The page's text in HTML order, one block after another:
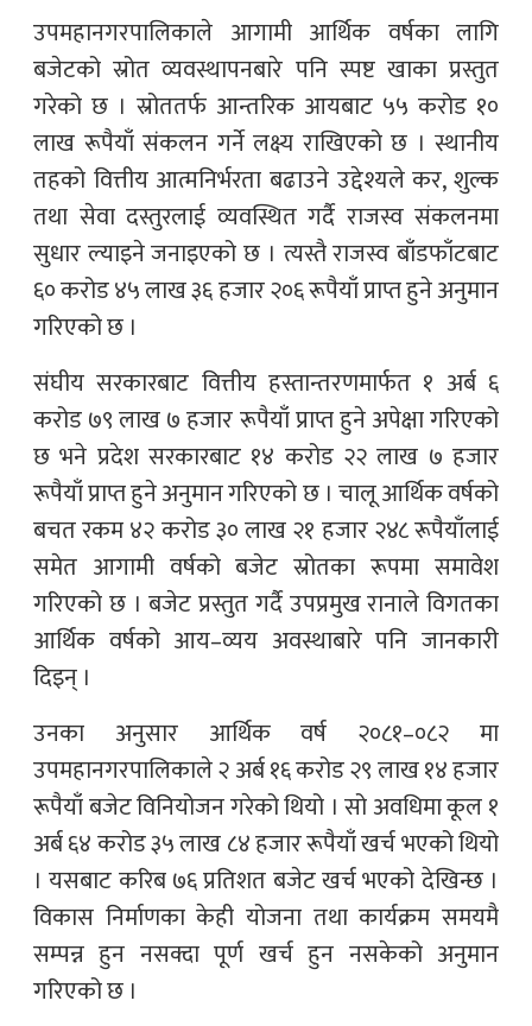
उपमहानगरपालिकाले आगामी आर्थिक वर्षका लागि
बजेटको स्रोत व्यवस्थापनबारे पनि स्पष्ट खाका प्रस्तुत
गरेको छ । स्रोततर्फ आन्तरिक आयबाट ५५ करोड १०
लाख रूपैयाँ संकलन गर्ने लक्ष्य राखिएको छ । स्थानीय
तहको वित्तीय आत्मनिर्भरता बढाउने उद्देश्यले कर, शुल्क
तथा सेवा दस्तुरलाई व्यवस्थित गर्दै राजस्व संकलनमा
सुधार ल्याइने जनाइएको छ । त्यस्तै राजस्व बाँडफाँटबाट
६० करोड ४५ लाख ३६ हजार २०६ रूपैयाँ प्राप्त हुने अनुमान
गरिएको छ ।
संघीय सरकारबाट वित्तीय हस्तान्तरणमार्फत १ अर्ब ६
करोड ७९ लाख ७ हजार रूपैयाँ प्राप्त हुने अपेक्षा गरिएको
छ भने प्रदेश सरकारबाट १४ करोड २२ लाख ७ हजार
रूपैयाँ प्राप्त हुने अनुमान गरिएको छ । चालू आर्थिक वर्षको
बचत रकम ४२ करोड ३० लाख २१ हजार २४८ रूपैयाँलाई
समेत आगामी वर्षको बजेट स्रोतका रूपमा समावेश
गरिएको छ । बजेट प्रस्तुत गर्दै उपप्रमुख रानाले विगतका
आर्थिक वर्षको आय–व्यय अवस्थाबारे पनि जानकारी
दिइन् ।
उनका अनुसार आर्थिक वर्ष २०८१–०८२ मा
उपमहानगरपालिकाले २ अर्ब १६ करोड २९ लाख १४ हजार
रूपैयाँ बजेट विनियोजन गरेको थियो । सो अवधिमा कूल १
अर्ब ६४ करोड ३५ लाख ८४ हजार रूपैयाँ खर्च भएको थियो
। यसबाट करिब ७६ प्रतिशत बजेट खर्च भएको देखिन्छ ।
विकास निर्माणका केही योजना तथा कार्यक्रम समयमै
सम्पन्न हुन नसक्दा पूर्ण खर्च हुन नसकेको अनुमान
गरिएको छ ।